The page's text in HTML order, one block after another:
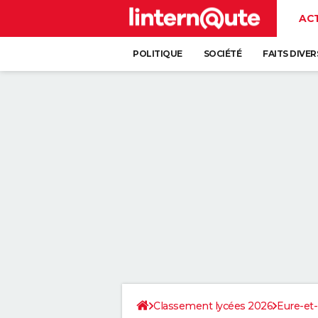
POLITIQUE SOCIÉTÉ FAITS
Classement lycées 2026 Eure-